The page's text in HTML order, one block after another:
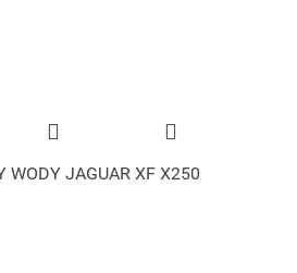
WODY JAGUAR XF X250